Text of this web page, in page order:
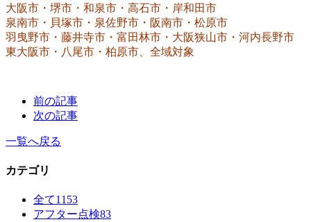
大阪市・堺市・和泉市・高石市・岸和田市
泉南市・貝塚市・泉佐野市・阪南市・松原市
羽曳野市・藤井寺市・富田林市・大阪狭山市・河内長野市
東大阪市・八尾市・柏原市、全域対象
前の記事
次の記事
一覧へ戻る
カテゴリ
全て1153
アフター点検83